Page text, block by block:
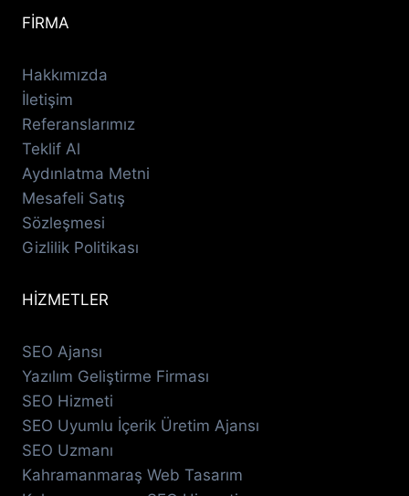
FİRMA
Hakkımızda
İletişim
Referanslarımız
Teklif Al
Aydınlatma Metni
Mesafeli Satış
Sözleşmesi
Gizlilik Politikası
HİZMETLER
SEO Ajansı
Yazılım Geliştirme Firması
SEO Hizmeti
SEO Uyumlu İçerik Üretim Ajansı
SEO Uzmanı
Kahramanmaraş Web Tasarım